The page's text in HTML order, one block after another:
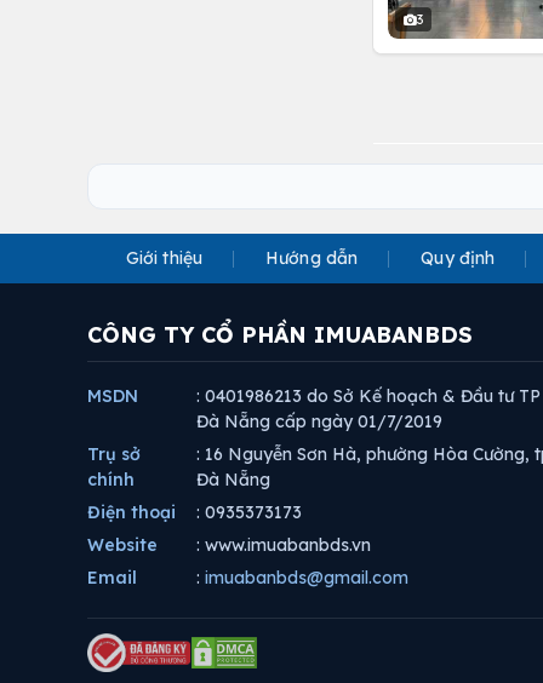
3
Giới thiệu Hướng dẫn Quy định
CÔNG TY CỔ PHẦN IMUABANBDS
MSDN
: 0401986213 do Sở Kế hoạch & Đầu tư TP
Đà Nẵng cấp ngày 01/7/2019
Trụ sở
chính
: 16 Nguyễn Sơn Hà, phường Hòa Cường,
Đà Nẵng
Điện thoại
: 0935373173
Website
: www.imuabanbds.vn
Email
: imuabanbds@gmail.com